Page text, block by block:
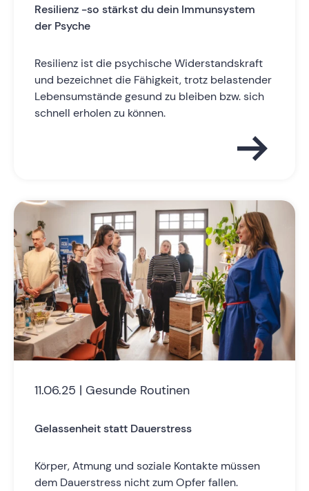
Resilienz -so stärkst du dein Immunsystem
der Psyche
Resilienz ist die psychische Widerstandskraft
und bezeichnet die Fähigkeit, trotz belastender
Lebensumstände gesund zu bleiben bzw. sich
schnell erholen zu können.
11.06.25 | Gesunde Routinen
Gelassenheit statt Dauerstress
Körper, Atmung und soziale Kontakte müssen
dem Dauerstress nicht zum Opfer fallen.